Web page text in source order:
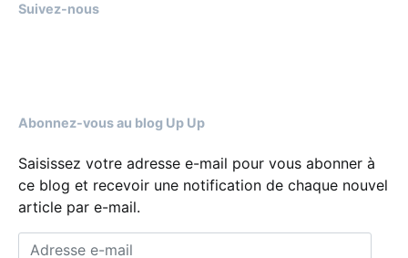
Suivez-nous
Abonnez-vous au blog Up Up
Saisissez votre adresse e-mail pour vous abonner à
ce blog et recevoir une notification de chaque nouvel
article par e-mail.